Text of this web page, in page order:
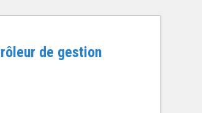
de gestion